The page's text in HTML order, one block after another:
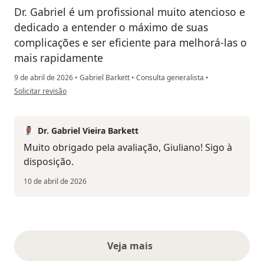
Dr. Gabriel é um profissional muito atencioso e
dedicado a entender o máximo de suas
complicações e ser eficiente para melhorá-las o
mais rapidamente
9 de abril de 2026 • Gabriel Barkett • Consulta generalista •
na opinião do utilizador Giuliano
Solicitar revisão
Dr. Gabriel Vieira Barkett
Muito obrigado pela avaliação, Giuliano! Sigo à
disposição.
10 de abril de 2026
Veja maisopiniões acima